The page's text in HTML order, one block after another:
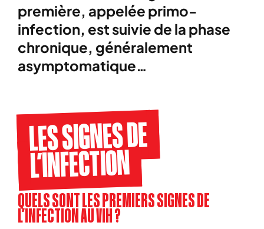
première, appelée primo-
infection, est suivie de la phase
chronique, généralement
asymptomatique…
LES SIGNES DE
L’INFECTION
QUELS SONT LES PREMIERS SIGNES DE
L’INFECTION AU VIH ?